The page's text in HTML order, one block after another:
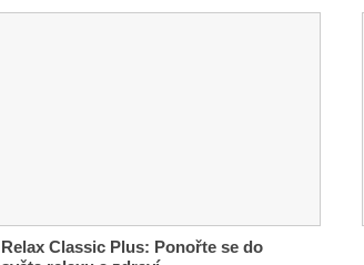
Relax Classic Plus: Ponořte se do